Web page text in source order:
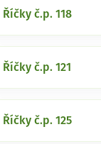
Říčky č.p. 118
Říčky č.p. 121
Říčky č.p. 125